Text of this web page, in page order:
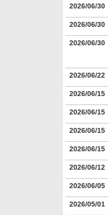
2026/06/30
2026/06/30
2026/06/30
2026/06/22
2026/06/15
2026/06/15
2026/06/15
2026/06/15
2026/06/12
2026/06/05
2026/05/01